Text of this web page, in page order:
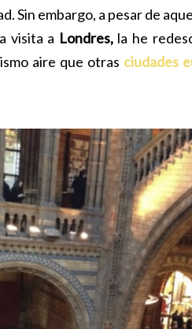
Sin embargo, a pesar de
visita a Londres,la he
aire que otras ciudades